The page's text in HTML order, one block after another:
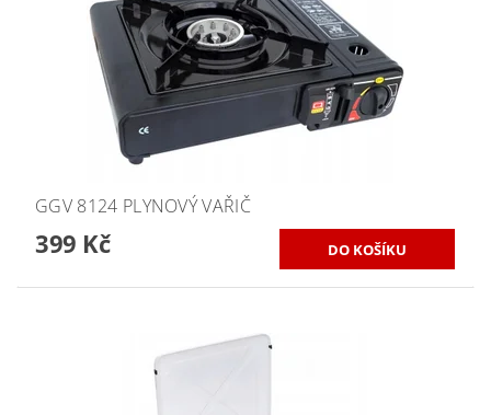
GGV 8124 PLYNOVÝ VAŘIČ
399 Kč